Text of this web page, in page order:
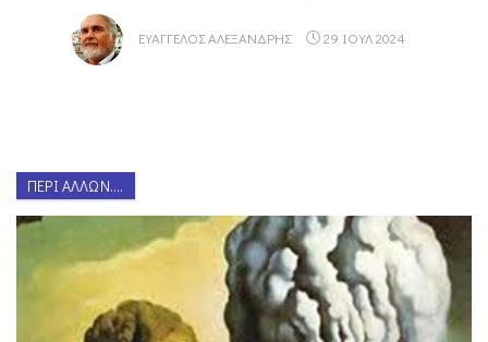
ΕΥΆΓΓΕΛΟΣ ΑΛΕΞΑΝΔΡΉΣ 29 ΙΟΥΛ 2024
ΠΕΡΊ ΆΛΛΩΝ....